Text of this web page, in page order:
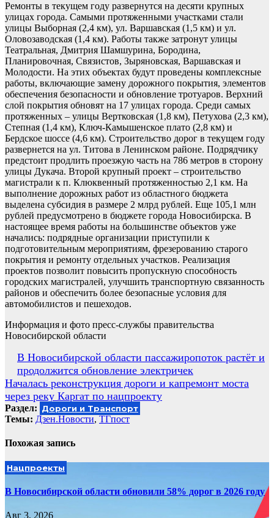
Ремонты в текущем году развернутся на десяти крупных
улицах города. Самыми протяженными участками стали
улицы Выборная (2,4 км), ул. Варшавская (1,5 км) и ул.
Оловозаводская (1,4 км). Работы также затронут улицы
Театральная, Дмитрия Шамшурина, Бородина,
Планировочная, Связистов, Зыряновская, Варшавская и
Молодости. На этих объектах будут проведены комплексные
работы, включающие замену дорожного покрытия, элементов
обеспечения безопасности и обновление тротуаров. Верхний
слой покрытия обновят на 17 улицах города. Среди самых
протяженных – улицы Вертковская (1,8 км), Петухова (2,3 км),
Степная (1,4 км), Ключ-Камышенское плато (2,8 км) и
Бердское шоссе (4,6 км). Строительство дорог в текущем году
развернется на ул. Титова в Ленинском районе. Подрядчику
предстоит продлить проезжую часть на 786 метров в сторону
улицы Дукача. Второй крупный проект – строительство
магистрали к п. Клюквенный протяженностью 2,1 км. На
выполнение дорожных работ из областного бюджета
выделена субсидия в размере 2 млрд рублей. Еще 105,1 млн
рублей предусмотрено в бюджете города Новосибирска. В
настоящее время работы на большинстве объектов уже
начались: подрядные организации приступили к
подготовительным мероприятиям, фрезерованию старого
покрытия и ремонту отдельных участков. Реализация
проектов позволит повысить пропускную способность
городских магистралей, улучшить транспортную связанность
районов и обеспечить более безопасные условия для
автомобилистов и пешеходов.
Информация и фото пресс-службы правительства
Новосибирской области
Навигация
по
записям
В Новосибирской области пассажиропоток растёт и
продолжится обновление электричек
Началась реконструкция дороги и капремонт моста
через реку Каргат по нацпроекту
Раздел: Дороги и Транспорт
Темы: Дзен.Новости, ТГпост
Похожая запись
Нацпроекты
В Новосибирской области обновили 58% дорог в 2026 году
Авг 3, 2026